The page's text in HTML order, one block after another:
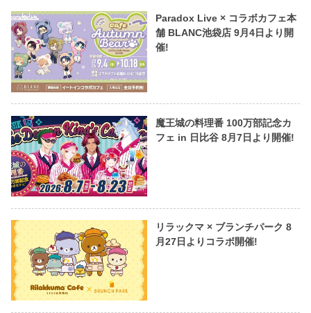
Paradox Live × コラボカフェ本
舗 BLANC池袋店 9月4日より開
催!
魔王城の料理番 100万部記念カ
フェ in 日比谷 8月7日より開催!
リラックマ × ブランチパーク 8
月27日よりコラボ開催!